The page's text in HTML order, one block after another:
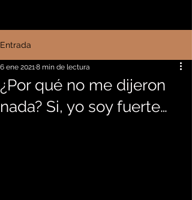
Entrada
¿Por qué no me dijeron
nada? Si, yo soy fuerte…
6 ene 20218 min de lectura